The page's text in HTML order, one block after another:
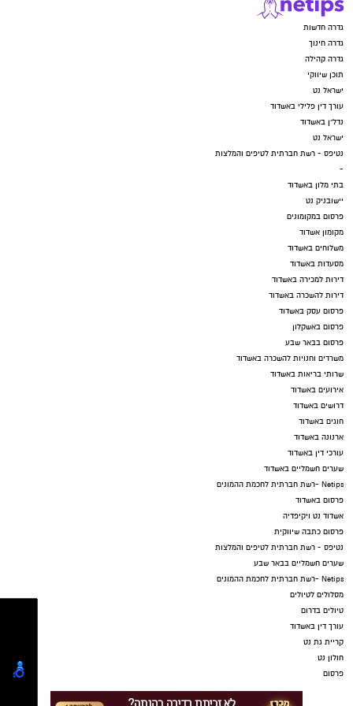
אותנו
גדרה חדשות
גדרה חינוך
גדרה קהילה
תוכן שיווקי
ישראל נט
עורך דין פלילי באשדוד
נדל"ן באשדוד
ישראל נט
נטיפס - רשת חברתית לטיפים והמלצות
-
בתי מלון באשדוד
יישובניק נט
פרסום במקומונים
מקומון אשדוד
משלוחים באשדוד
מסעדות באשדוד
דירות למכירה באשדוד
דירות להשכרה באשדוד
פרסום עסק באשדוד
פרסום באשקלון
פרסום בבאר שבע
משרדים וחנויות להשכרה באשדוד
שרותי בריאות באשדוד
אירועים באשדוד
דרושים באשדוד
חוגים באשדוד
ארנונה באשדוד
עורכי דין באשדוד
שערים חשמליים באשדוד
Netips -רשת חברתית לחכמת ההמונים
פרסום באשדוד
אשדוד נט ויקיפדיה
פרסום כתבה שיווקית
נטיפס - רשת חברתית לטיפים והמלצות
שערים חשמליים בבאר שבע
Netips -רשת חברתית לחכמת ההמונים
מסלולים לטיולים
טיולים בדרום
עורך דין באשדוד
קריית גת נט
חולון נט
פרסום